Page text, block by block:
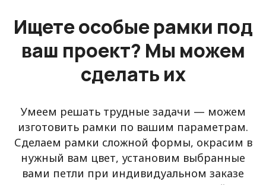
Ищете особые рамки под
ваш проект? Мы можем
сделать их
Умеем решать трудные задачи — можем
изготовить рамки по вашим параметрам.
Сделаем рамки сложной формы, окрасим в
нужный вам цвет, установим выбранные
вами петли при индивидуальном заказе